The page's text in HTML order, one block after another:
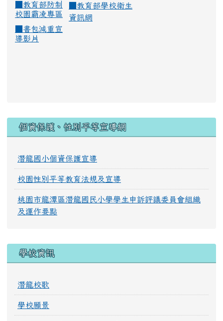
教育部防制
校園霸凌專區
教育部學校衛生
資訊網
書包減重宣
導影片
個資保護、性別平等宣導網
潛龍國小個資保護宣導
校園性別平等教育法規及宣導
桃園市龍潭區潛龍國民小學學生申訴評議委員會組織
及運作要點
學校資訊
潛龍校歌
學校願景